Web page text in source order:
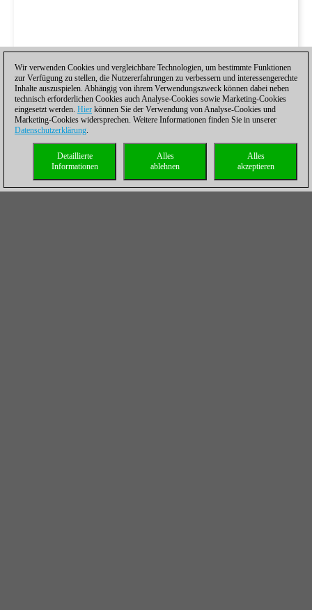
Wir verwenden Cookies und vergleichbare Technologien, um bestimmte Funktionen
zur Verfügung zu stellen, die Nutzererfahrungen zu verbessern und interessengerechte
Inhalte auszuspielen. Abhängig von ihrem Verwendungszweck können dabei neben
technisch erforderlichen Cookies auch Analyse-Cookies sowie Marketing-Cookies
eingesetzt werden. Hier können Sie der Verwendung von Analyse-Cookies und
Marketing-Cookies widersprechen. Weitere Informationen finden Sie in unserer
Datenschutzerklärung.
Alles
akzeptieren
Alles
ablehnen
Detaillierte
Informationen